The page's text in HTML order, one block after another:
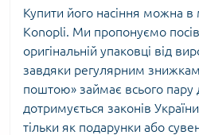
Купити його насіння можна в
Konopli. Ми пропонуємо
оригінальній упаковці від
завдяки регулярним
поштою» займає всього пару
дотримується законів
тільки як подарунки або